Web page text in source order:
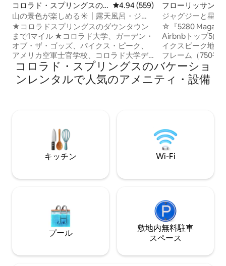
コロラド・スプリングスの
一軒家
レビュー559件、5つ星中4.94つ
4.94 (559)
山の景色が楽しめる☀┃露天風呂・ジャ
グジー、☀焚き火台┃、暖炉、グリル
★コロラドスプリングスのダウンタウン
まで1マイル ★コロラド大学、ガーデン・
オブ・ザ・ゴッズ、パイクス・ピーク、
アメリカ空軍士官学校、コロラド大学デ
ンバー校まで車ですぐ ★新品の4人用ジ
ャグジー ★ファイヤーピット＆グリル付
きの景観の良い庭 ★暖炉 ★ Samsung +
おもちゃ、ベビーモニター、ボードゲー
ム ★高速Wi-Fi、Google Home、出張用
デスクエリア ★キッチンには、ワッフル
メーカー、Hario V 60、フレンチプレス、
駐車場 ★無料のコロラドソーダ
フローリッサント
ス
ジャグジーと星空
な三角屋根の家
☆『5280
Airbnbトップ5に
イクスピーク地域
フレーム（750平
寝室2室（ロフト
トジャグジー ✦
な景色が広がる
ィロンダックの座
ル付きの大きな
コーヒー＆ティー
ン ✦ ペット同伴
コロラド・スプリングスのバケーショ
ンレンタルで人気のアメニティ・設備
キッチン Wi-Fi
プール
敷地内無料駐⁠車
ス⁠ペ⁠ー⁠ス